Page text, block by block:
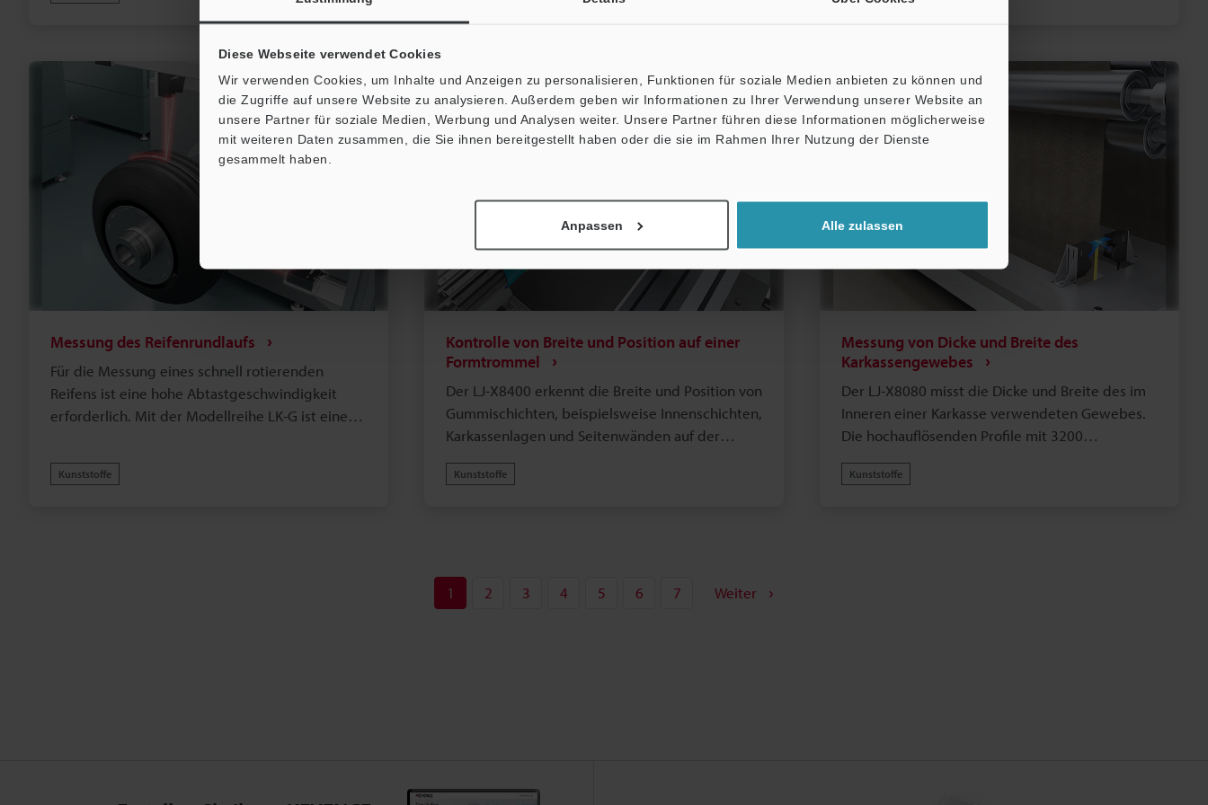
Diese Webseite verwendet Cookies
Wir verwenden Cookies, um Inhalte und Anzeigen zu personalisieren, Funktionen für soziale Medien anbieten zu können und
die Zugriffe auf unsere Website zu analysieren. Außerdem geben wir Informationen zu Ihrer Verwendung unserer Website an
unsere Partner für soziale Medien, Werbung und Analysen weiter. Unsere Partner führen diese Informationen möglicherweise
mit weiteren Daten zusammen, die Sie ihnen bereitgestellt haben oder die sie im Rahmen Ihrer Nutzung der Dienste
gesammelt haben.
Anpassen Alle zulassen
Messung des Reifenrundlaufs
Für die Messung eines schnell rotierenden
Reifens ist eine hohe Abtastgeschwindigkeit
erforderlich. Mit der Modellreihe LK-G ist eine
mit geringer Belichtungszeit möglich.
Kunststoffe
Kontrolle von Breite und Position auf einer
Formtrommel
Der LJ-X8400 erkennt die Breite und Position von
Gummischichten, beispielsweise Innenschichten,
Karkassenlagen und Seitenwänden auf der
Prozesskontrolle Rückmeldung. Durch einen
Kunststoffe
Messung von Dicke und Breite des
Karkassengewebes
Der LJ-X8080 misst die Dicke und Breite des im
Inneren einer Karkasse verwendeten Gewebes.
Die hochauflösenden Profile mit 3200
Prüfung auch kleinster Konturen auf der
Kunststoffe
1 2 3 4 5 6 7 Weiter